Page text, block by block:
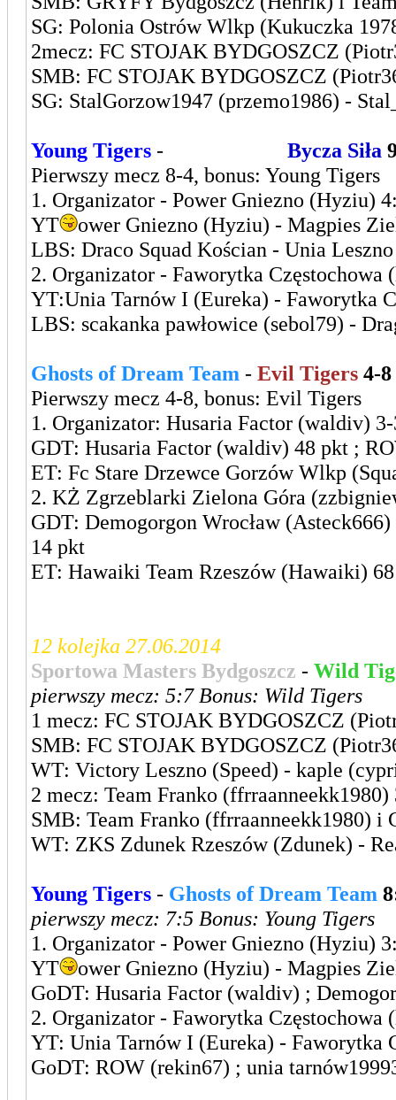
SG: Polonia Ostrów Wlkp (Kukuczka
2mecz: FC STOJAK BYDGOSZCZ
SMB: FC STOJAK BYDGOSZCZ
SG: StalGorzow1947 (przemo1986) -
Young Tigers - Bycza Siła
Pierwszy mecz 8-4, bonus: Young Tigers
1. Organizator - Power Gniezno (Hyziu)
YT
ower Gniezno (Hyziu) - Magpies
LBS: Draco Squad Kościan - Unia
2. Organizator - Faworytka Częstochowa
YT:Unia Tarnów I (Eureka) - Faworytka
LBS: scakanka pawłowice (sebol79) -
Ghosts of Dream Team - Evil Tigers 4-8
Pierwszy mecz 4-8, bonus: Evil Tigers
1. Organizator: Husaria Factor (waldiv)
GDT: Husaria Factor (waldiv) 48 pkt ;
ET: Fc Stare Drzewce Gorzów Wlkp
2. KŻ Zgrzeblarki Zielona Góra
GDT: Demogorgon Wrocław
14 pkt
ET: Hawaiki Team Rzeszów (Hawaiki)
12 kolejka 27.06.2014
Sportowa Masters Bydgoszcz - Wild
pierwszy mecz: 5:7 Bonus: Wild Tigers
1 mecz: FC STOJAK BYDGOSZCZ
SMB: FC STOJAK BYDGOSZCZ
WT: Victory Leszno (Speed) - kaple
2 mecz: Team Franko (ffrraanneekk1980)
SMB: Team Franko (ffrraanneekk1980)
WT: ZKS Zdunek Rzeszów (Zdunek) -
Young Tigers - Ghosts of Dream Team
pierwszy mecz: 7:5 Bonus: Young Tigers
1. Organizator - Power Gniezno (Hyziu)
YT
ower Gniezno (Hyziu) - Magpies
GoDT: Husaria Factor (waldiv) ;
2. Organizator - Faworytka Częstochowa
YT: Unia Tarnów I (Eureka) - Faworytka
GoDT: ROW (rekin67) ; unia